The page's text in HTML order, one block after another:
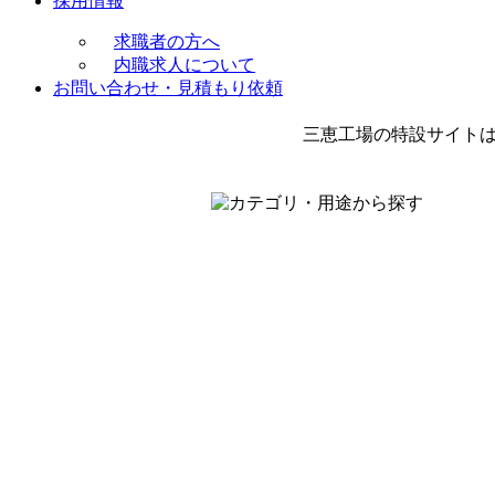
求職者の方へ
内職求人について
お問い合わせ・見積もり依頼
三恵工場の特設サイト